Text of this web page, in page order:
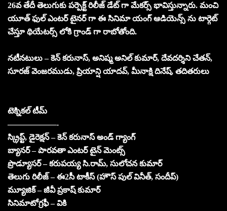
26వ తేదీ తెలుగుకు పర్పెక్ట్ రిలీజ్ డేట్ గా మేకర్స్ భావిస్తున్నారు. మంచి
యూత్ ఫుల్ ఎంటర్ టైనర్ గా ఈ సినిమా యంగ్ ఆడియెన్స్ ను టార్గెట్
చేస్తూ థియేటర్స్ లోకి గ్రాండ్ గా రాబోతోంది.
నటీనటులు – కెన్ కరునాస్, అనిష్మ అనిల్ కుమార్, దేవదర్శిని చేతన్,
సూరజ్ వెంజరముడు, ప్రియాన్షి యాదవ్, మీనాక్షి దినేష్, తదితరులు
టెక్నికల్ టీమ్
——————-
స్క్రిప్ట్, డైరెక్షన్ – కెన్ కరునాస్ అండ్ గ్యాంగ్
బ్యానర్ – పారవతా ఎంటర్ టైన్ మెంట్స్
ప్రొడ్యూసర్ – కరుపయ్య సి.రామ్, సులోచన కుమార్
తెలుగు రిలీజ్ – ఈ2సీ టాకీస్ (హౌస్ పుల్ వినీత్, సందీప్)
మ్యూజిక్ – జీవీ ప్రకాష్ కుమార్
సినిమాటోగ్రఫీ – వికి